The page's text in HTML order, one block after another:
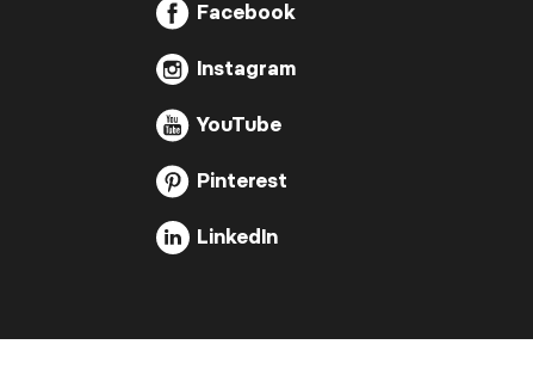
Facebook
Instagram
YouTube
Pinterest
LinkedIn